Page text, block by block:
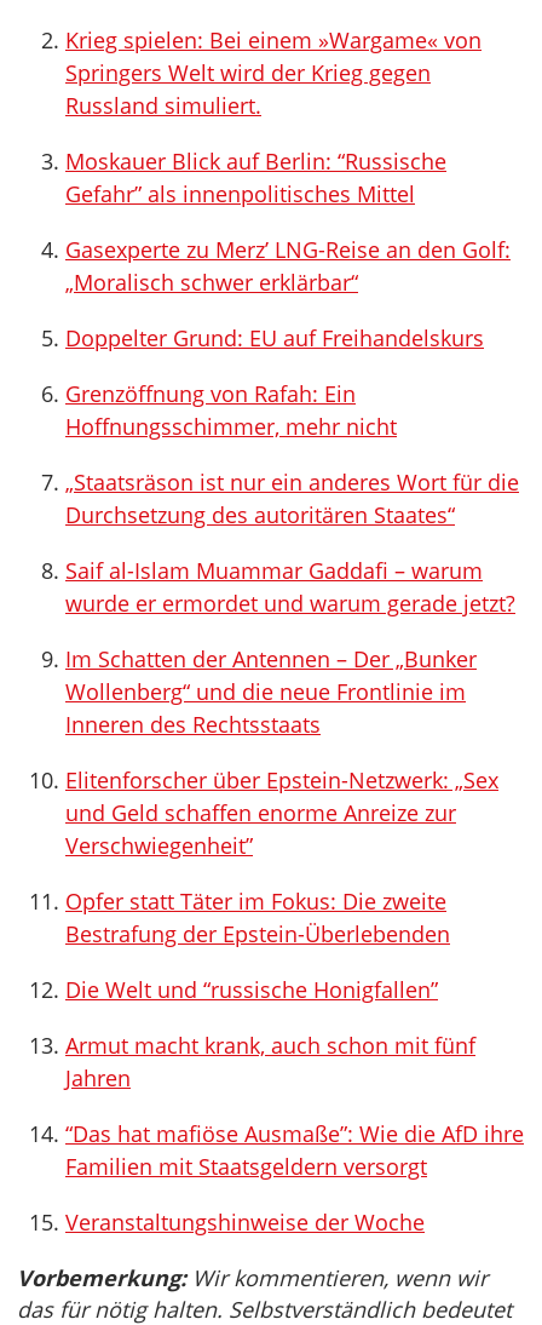
Krieg spielen: Bei einem »Wargame« von
Springers Welt wird der Krieg gegen
Russland simuliert.
Moskauer Blick auf Berlin: “Russische
Gefahr” als innenpolitisches Mittel
Gasexperte zu Merz’ LNG-Reise an den Golf:
„Moralisch schwer erklärbar“
Doppelter Grund: EU auf Freihandelskurs
Grenzöffnung von Rafah: Ein
Hoffnungsschimmer, mehr nicht
„Staatsräson ist nur ein anderes Wort für die
Durchsetzung des autoritären Staates“
Saif al-Islam Muammar Gaddafi – warum
wurde er ermordet und warum gerade jetzt?
Im Schatten der Antennen – Der „Bunker
Wollenberg“ und die neue Frontlinie im
Inneren des Rechtsstaats
Elitenforscher über Epstein-Netzwerk: „Sex
und Geld schaffen enorme Anreize zur
Verschwiegenheit”
Opfer statt Täter im Fokus: Die zweite
Bestrafung der Epstein-Überlebenden
Die Welt und “russische Honigfallen”
Armut macht krank, auch schon mit fünf
Jahren
“Das hat mafiöse Ausmaße”: Wie die AfD ihre
Familien mit Staatsgeldern versorgt
Veranstaltungshinweise der Woche
Vorbemerkung:Wir kommentieren, wenn wir
das für nötig halten. Selbstverständlich bedeutet